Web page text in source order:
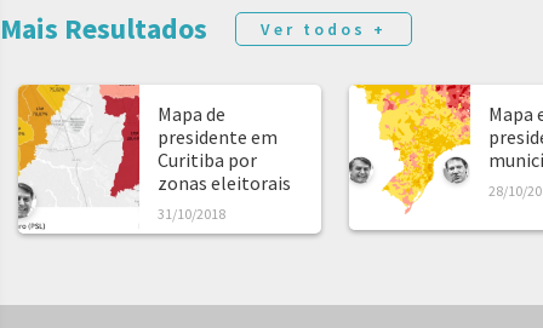
Mais Resultados Ver todos +
Mapa de
presidente em
Curitiba por
zonas eleitorais
31/10/2018
Mapa
28/10/